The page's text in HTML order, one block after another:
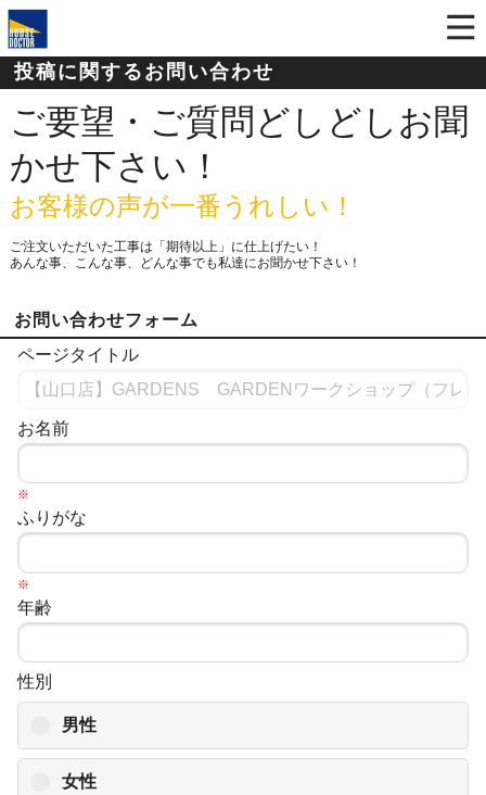
投稿に関するお問い合わせ
ご要望・ご質問どしどしお聞
かせ下さい！
お客様の声が一番うれしい！
ご注文いただいた工事は「期待以上」に仕上げたい！
あんな事、こんな事、どんな事でも私達にお聞かせ下さい！
お問い合わせフォーム
ページタイトル
お名前
※
ふりがな
※
年齢
性別
男性
女性